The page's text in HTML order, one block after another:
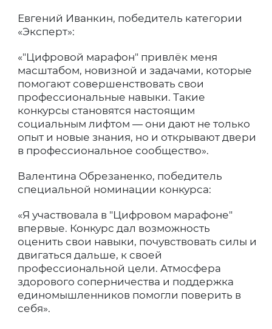
Евгений Иванкин, победитель категории
«Эксперт»:
«″Цифровой марафон″ привлёк меня
масштабом, новизной и задачами, которые
помогают совершенствовать свои
профессиональные навыки. Такие
конкурсы становятся настоящим
социальным лифтом — они дают не только
опыт и новые знания, но и открывают двери
в профессиональное сообщество».
Валентина Обрезаненко, победитель
специальной номинации конкурса:
«Я участвовала в ″Цифровом марафоне″
впервые. Конкурс дал возможность
оценить свои навыки, почувствовать силы и
двигаться дальше, к своей
профессиональной цели. Атмосфера
здорового соперничества и поддержка
единомышленников помогли поверить в
себя».